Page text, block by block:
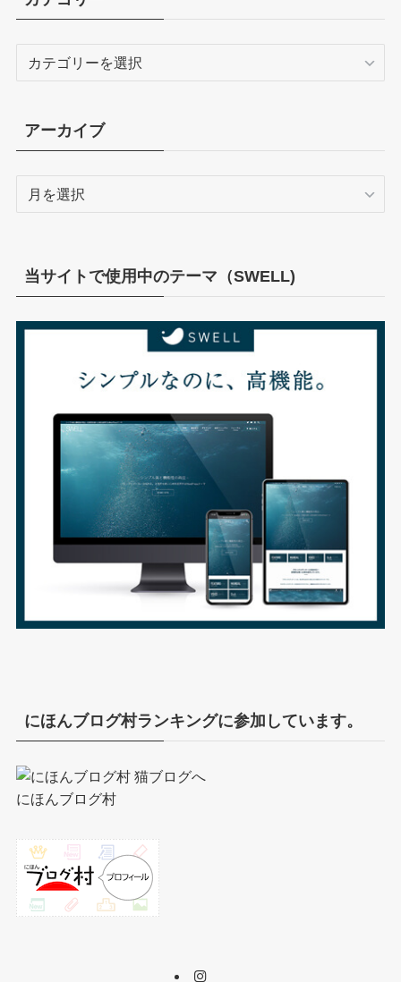
リ
ー
アーカイブ
ブ当サイトで使用中のテーマ（SWELL)
にほんブログ村ランキングに参加しています。
にほんブログ村